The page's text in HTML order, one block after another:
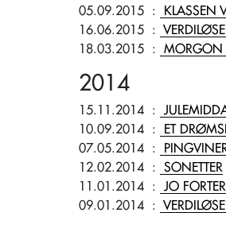
05.09.2015 : KLASSEN
16.06.2015 :
18.03.2015 : MORGON
2014
15.11.2014 :
10.09.2014 : ET
07.05.2014 :
12.02.2014 : SONETTER
11.01.2014 : JO
09.01.2014 :